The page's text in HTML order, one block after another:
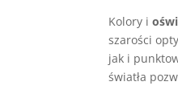
Kolory i
szarości
jak i
światła